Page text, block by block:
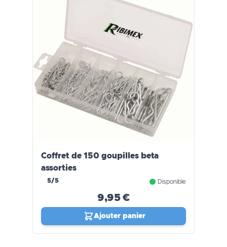
Coffret de 150 goupilles beta
assorties
5/5 Disponible
9,95 €
Ajouter panier